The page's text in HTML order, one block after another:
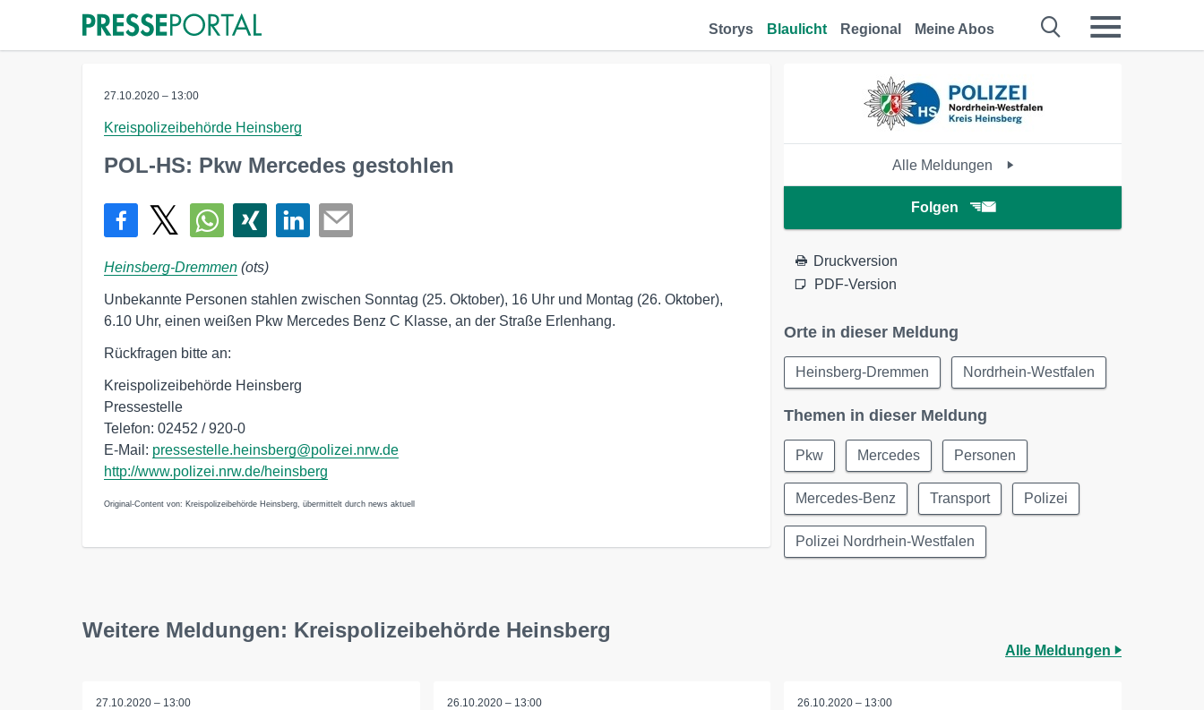
Storys Blaulicht Regional Meine Abos
27.10.2020 – 13:00
Kreispolizeibehörde Heinsberg
POL-HS: Pkw Mercedes gestohlen
Heinsberg-Dremmen (ots)
Unbekannte Personen stahlen zwischen Sonntag (25. Oktober), 16 Uhr und Montag (26. Oktober),
6.10 Uhr, einen weißen Pkw Mercedes Benz C Klasse, an der Straße Erlenhang.
Rückfragen bitte an:
Kreispolizeibehörde Heinsberg
Pressestelle
Telefon: 02452 / 920-0
E-Mail: pressestelle.heinsberg@polizei.nrw.de
http://www.polizei.nrw.de/heinsberg
Original-Content von: Kreispolizeibehörde Heinsberg, übermittelt durch news aktuell
Alle Meldungen
Folgen
Druckversion
PDF-Version
Orte in dieser Meldung
Heinsberg-Dremmen Nordrhein-Westfalen
Themen in dieser Meldung
Pkw Mercedes Personen
Mercedes-Benz Transport Polizei
Polizei Nordrhein-Westfalen
Weitere Meldungen: Kreispolizeibehörde Heinsberg
Alle Meldungen
27.10.2020 – 13:00 26.10.2020 – 13:00 26.10.2020 – 13:00